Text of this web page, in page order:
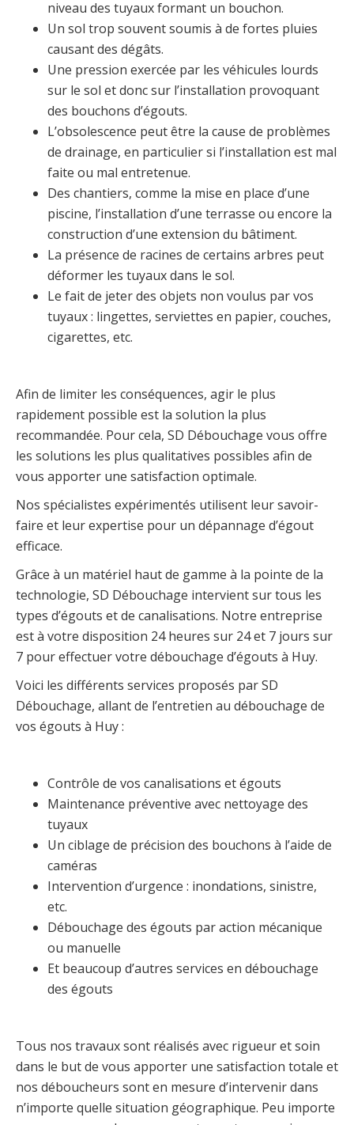
niveau des tuyaux formant un bouchon.
Un sol trop souvent soumis à de fortes pluies
causant des dégâts.
Une pression exercée par les véhicules lourds
sur le sol et donc sur l’installation provoquant
des bouchons d’égouts.
L’obsolescence peut être la cause de problèmes
de drainage, en particulier si l’installation est mal
faite ou mal entretenue.
Des chantiers, comme la mise en place d’une
piscine, l’installation d’une terrasse ou encore la
construction d’une extension du bâtiment.
La présence de racines de certains arbres peut
déformer les tuyaux dans le sol.
Le fait de jeter des objets non voulus par vos
tuyaux : lingettes, serviettes en papier, couches,
cigarettes, etc.
Afin de limiter les conséquences, agir le plus
rapidement possible est la solution la plus
recommandée. Pour cela, SD Débouchage vous offre
les solutions les plus qualitatives possibles afin de
vous apporter une satisfaction optimale.
Nos spécialistes expérimentés utilisent leur savoir-
faire et leur expertise pour un dépannage d’égout
efficace.
Grâce à un matériel haut de gamme à la pointe de la
technologie, SD Débouchage intervient sur tous les
types d’égouts et de canalisations. Notre entreprise
est à votre disposition 24 heures sur 24 et 7 jours sur
7 pour effectuer votre débouchage d’égouts à Huy.
Voici les différents services proposés par SD
Débouchage, allant de l’entretien au débouchage de
vos égouts à Huy :
Contrôle de vos canalisations et égouts
Maintenance préventive avec nettoyage des
tuyaux
Un ciblage de précision des bouchons à l’aide de
caméras
Intervention d’urgence : inondations, sinistre,
etc.
Débouchage des égouts par action mécanique
ou manuelle
Et beaucoup d’autres services en débouchage
des égouts
Tous nos travaux sont réalisés avec rigueur et soin
dans le but de vous apporter une satisfaction totale et
nos déboucheurs sont en mesure d’intervenir dans
n’importe quelle situation géographique. Peu importe